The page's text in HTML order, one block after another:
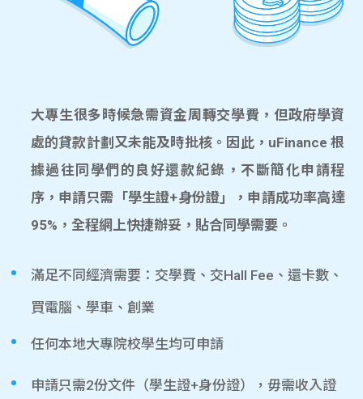
大專生很多時候急需資金周轉交學費，但政府學資
處的貸款計劃又未能及時批核。因此，uFinance 根
據過往同學們的良好還款紀錄，不斷簡化申請程
序，申請只需「學生證+身份證」，申請成功率高達
95%，全程網上快捷辦妥，貼合同學需要。
滿足不同經濟需要：交學費、交Hall Fee、還卡數、
買電腦、學車、創業
任何本地大專院校學生均可申請
申請只需2份文件（學生證+身份證），毋需收入證